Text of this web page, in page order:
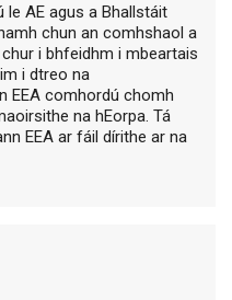
le AE agus a Bhallstáit
chun an comhshaol a
i bhfeidhm i mbeartais
i dtreo na
EEA comhordú chomh
na hEorpa. Tá
EEA ar fáil dírithe ar na